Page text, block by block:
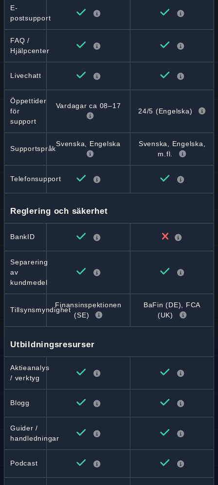
E-
postsupport
FAQ /
Hjälpcenter
Livechatt
Öppettider
för
support
Vardagar ca 08–17
24/5 (Engelska)
Supportspråk
Svenska, Engelska
Svenska, Engelska,
m.fl.
Telefonsupport
Reglering och säkerhet
BankID
Separering
av
kundmedel
Tillsynsmyndighet
Finansinspektionen
(SE)
BaFin (DE), FCA
(UK)
Utbildningsresurser
Aktieanalys
/ verktyg
Blogg
Guider /
handledningar
Podcast